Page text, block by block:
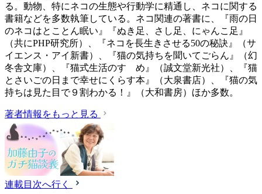
る。動物、特にネコの生態や行動学に精通し、ネコに関する
書籍などを多数執筆している。ネコ関連の著書に、『雨の日
のネコはとことん眠い』『ぬき足、さし足、にゃんこ足』
（共にPHP研究所）、『ネコを長生きさせる50の秘訣』（サ
イエンス・アイ新書）、『猫の気持ちを聞いてごらん』（幻
冬舎文庫）、『猫式生活のすゝめ』（誠文堂新光社）、『猫
とさいごの日まで幸せにくらす本』（大泉書店）、『猫の気
持ちは見た目で９割わかる！』（大和書房）ほか多数。
著者情報をもっと見る
連載目次へ行く